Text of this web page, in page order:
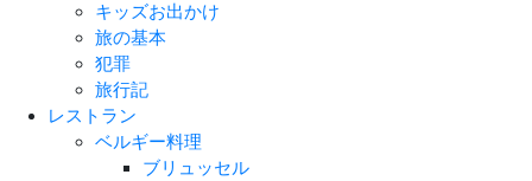
キッズお出かけ
旅の基本
犯罪
旅行記
レストラン
ベルギー料理
ブリュッセル